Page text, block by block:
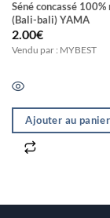
Séné concassé
(Bali-bali) YAMA
2.00€
Vendu par : MYBEST
Ajouter au panier